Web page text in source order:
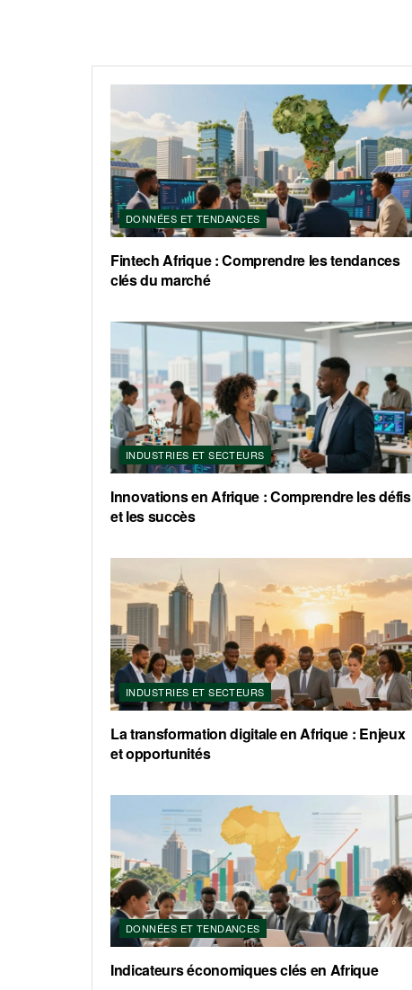
DONNÉES ET TENDANCES
Fintech Afrique : Comprendre les tendances
clés du marché
INDUSTRIES ET SECTEURS
Innovations en Afrique : Comprendre les défis
et les succès
INDUSTRIES ET SECTEURS
La transformation digitale en Afrique : Enjeux
et opportunités
DONNÉES ET TENDANCES
Indicateurs économiques clés en Afrique